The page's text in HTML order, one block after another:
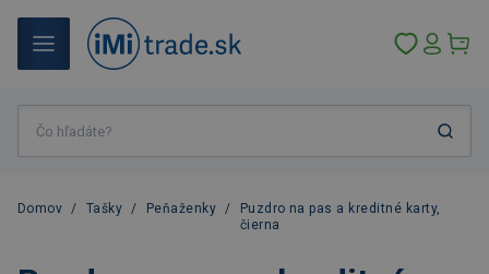
Domov / Tašky / Peňaženky /
Puzdro na pas a kreditné karty,
čierna